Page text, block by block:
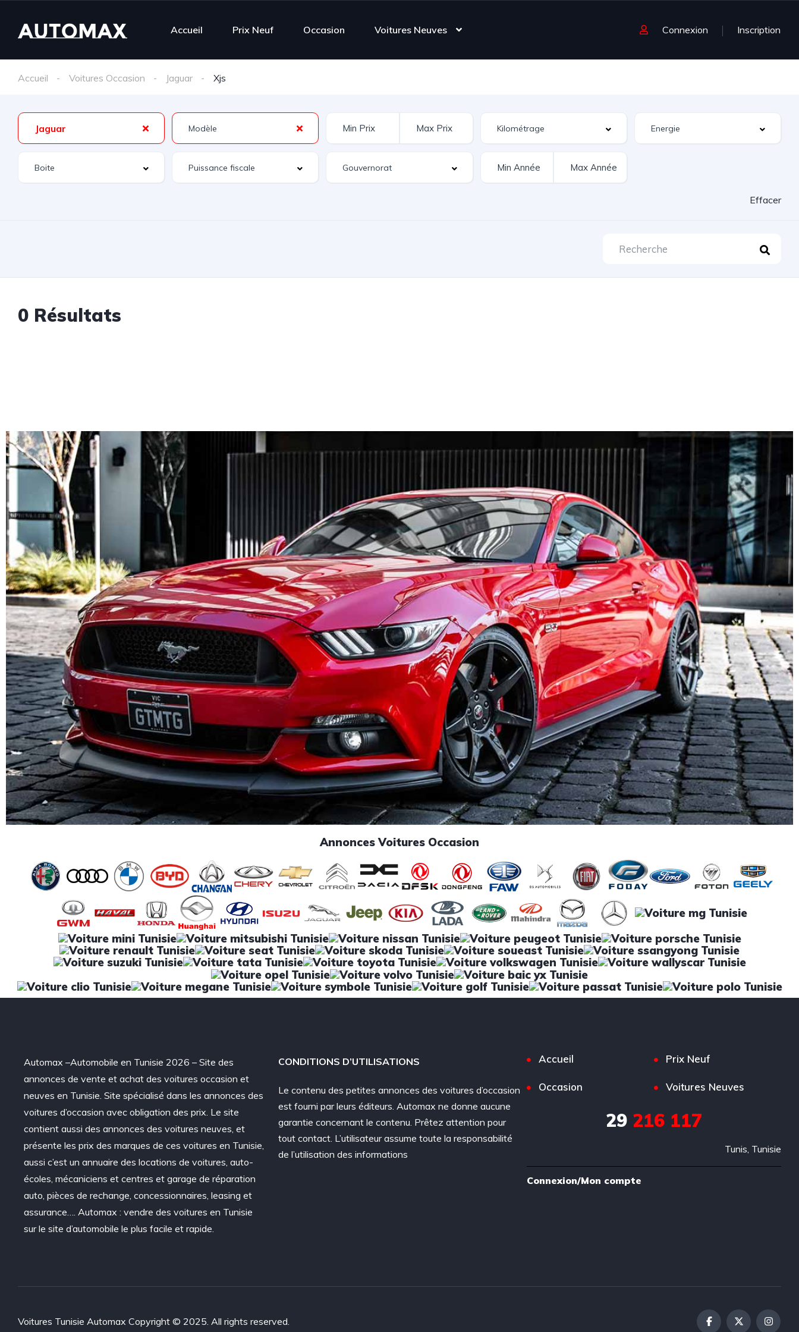
Accueil Prix Neuf Occasion Voitures Neuves Connexion Inscription
Accueil Voitures Occasion Jaguar Xjs
Jaguar
Effacer
0 Résultats
Annonces Voitures Occasion
Automax –Automobile en Tunisie 2026 – Site des
annonces de vente et achat des voitures occasion et
neuves en Tunisie. Site spécialisé dans les annonces des
voitures d’occasion avec obligation des prix. Le site
contient aussi des annonces des voitures neuves, et
présente les prix des marques de ces voitures en Tunisie,
aussi c’est un annuaire des locations de voitures, auto-
écoles, mécaniciens et centres et garage de réparation
auto, pièces de rechange, concessionnaires, leasing et
assurance…. Automax : vendre des voitures en Tunisie
sur le site d’automobile le plus facile et rapide.
CONDITIONS D’UTILISATIONS
Le contenu des petites annonces des voitures d’occasion
est fourni par leurs éditeurs. Automax ne donne aucune
garantie concernant le contenu. Prêtez attention pour
tout contact. L’utilisateur assume toute la responsabilité
de l’utilisation des informations
Accueil Prix Neuf
Occasion Voitures Neuves
29216 117
Tunis, Tunisie
Connexion/Mon compte
Voitures Tunisie Automax Copyright © 2025. All rights reserved.